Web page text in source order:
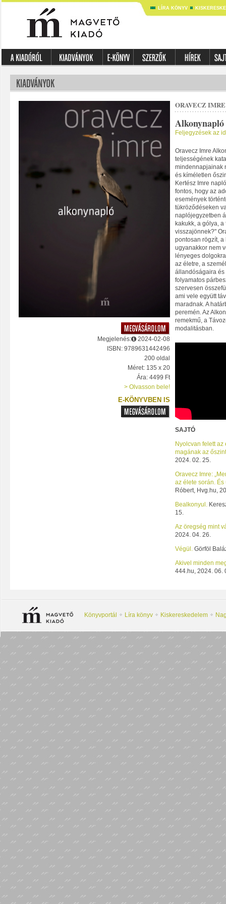
LÍRA KÖNYV
Megjelenés:
2024-02-08
ISBN: 9789631442496
200 oldal
Méret: 135 x 20
Ára: 4499 Ft
> Olvasson bele!
E-KÖNYVBEN IS
ORAVECZ IMRE
Alkonynapló
Feljegyzések az
Oravecz Imre
teljességének
mindennapjainak
és kíméletlen
Kertész Imre
fontos, hogy az
események
tükröződéseken
naplójegyzetben
kakukk, a gólya,
visszajönnek?"
pontosan rögzít,
ugyanakkor nem
lényeges
az életre, a
állandóságaira és
folyamatos
szervesen
ami vele együtt
maradnak. A
peremén. Az
remekmű, a
modalitásban.
SAJTÓ
Nyolcvan felett
magának az
2024. 02. 25.
Oravecz Imre:
az élete során. És
Róbert, Hvg.hu,
Bealkonyul.
15.
Az öregség mint
2024. 04. 26.
Végül. Görföl
Akivel minden
444.hu, 2024. 06.
Könyvportál Líra könyv Kiskereskedelem